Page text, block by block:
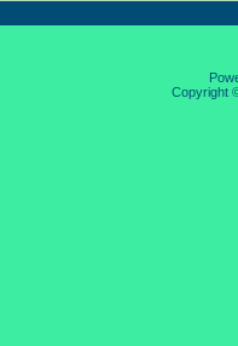
Copyright